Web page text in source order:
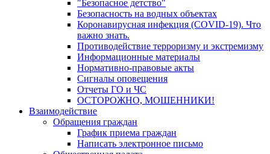
"Безопасное детство"
Безопасность на водных объектах
Коронавирусная инфекция (COVID-19). Что
важно знать.
Противодействие терроризму и экстремизму
Информационные материалы
Нормативно-правовые акты
Сигналы оповещения
Отчеты ГО и ЧС
ОСТОРОЖНО, МОШЕННИКИ!
Взаимодействие
Обращения граждан
График приема граждан
Написать электронное письмо